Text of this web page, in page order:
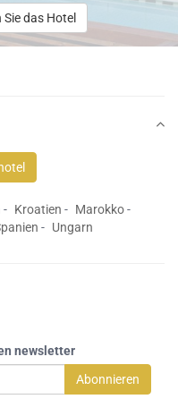
Sie das Hotel
Kroatien
Marokko
Ungarn
newsletter
Abonnieren